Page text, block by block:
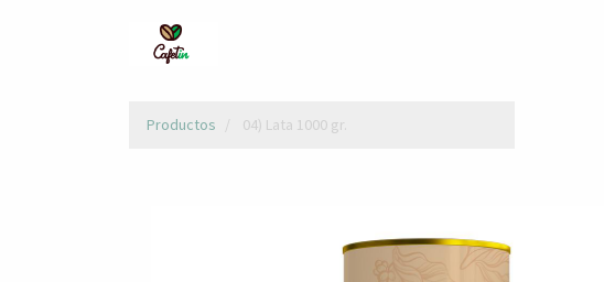
Productos 04) Lata 1000 gr.